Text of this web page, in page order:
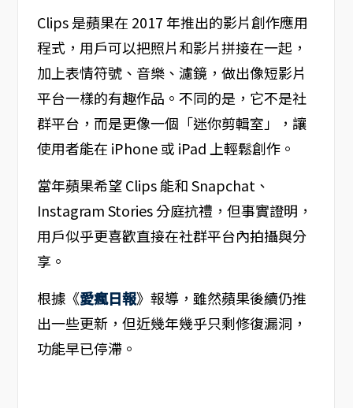
Clips 是蘋果在 2017 年推出的影片創作應用
程式，用戶可以把照片和影片拼接在一起，
加上表情符號、音樂、濾鏡，做出像短影片
平台一樣的有趣作品。不同的是，它不是社
群平台，而是更像一個「迷你剪輯室」，讓
使用者能在 iPhone 或 iPad 上輕鬆創作。
當年蘋果希望 Clips 能和 Snapchat、
Instagram Stories 分庭抗禮，但事實證明，
用戶似乎更喜歡直接在社群平台內拍攝與分
享。
根據《愛瘋日報》報導，雖然蘋果後續仍推
出一些更新，但近幾年幾乎只剩修復漏洞，
功能早已停滯。